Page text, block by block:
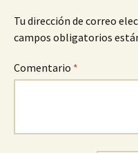
Tu dirección de correo
campos obligatorios
Comentario *